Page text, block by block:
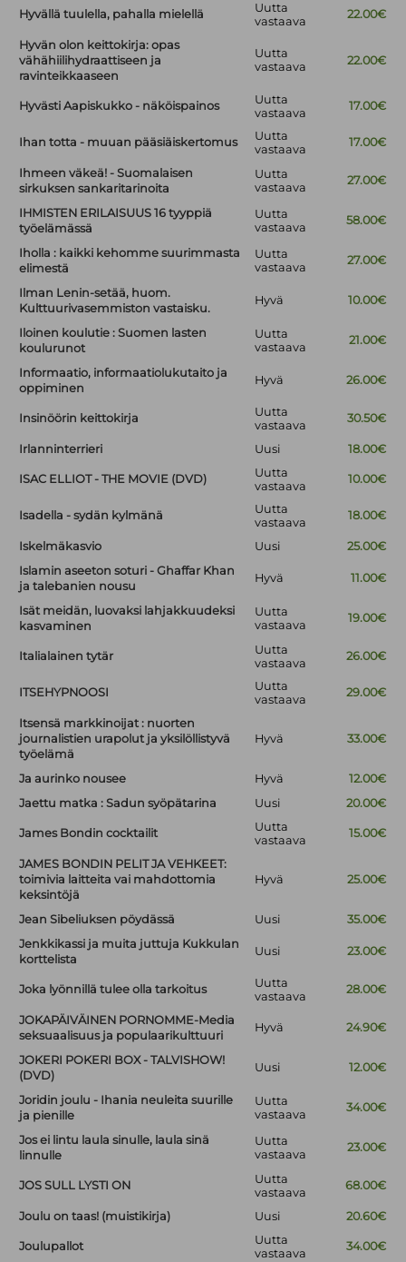
Hyvällä tuulella, pahalla mielellä
Uutta
vastaava
22.00€
Hyvän olon keittokirja: opas
vähähiilihydraattiseen ja
ravinteikkaaseen
Uutta
vastaava
22.00€
Hyvästi Aapiskukko - näköispainos
Uutta
vastaava
17.00€
Ihan totta - muuan pääsiäiskertomus
Uutta
vastaava
17.00€
Ihmeen väkeä! - Suomalaisen
sirkuksen sankaritarinoita
Uutta
vastaava
27.00€
IHMISTEN ERILAISUUS 16 tyyppiä
työelämässä
Uutta
vastaava
58.00€
Iholla : kaikki kehomme suurimmasta
elimestä
Uutta
vastaava
27.00€
Ilman Lenin-setää, huom.
Kulttuurivasemmiston vastaisku.
Hyvä 10.00€
Iloinen koulutie : Suomen lasten
koulurunot
Uutta
vastaava
21.00€
Informaatio, informaatiolukutaito ja
oppiminen
Hyvä 26.00€
Insinöörin keittokirja
Uutta
vastaava
30.50€
Irlanninterrieri Uusi 18.00€
ISAC ELLIOT - THE MOVIE (DVD)
Uutta
vastaava
10.00€
Isadella - sydän kylmänä
Uutta
vastaava
18.00€
Iskelmäkasvio Uusi
25.00€
Islamin aseeton soturi - Ghaffar Khan
ja talebanien nousu
Hyvä 11.00€
Isät meidän, luovaksi lahjakkuudeksi
kasvaminen
Uutta
vastaava
19.00€
Italialainen tytär
Uutta
vastaava
26.00€
ITSEHYPNOOSI
Uutta
vastaava
29.00€
Itsensä markkinoijat : nuorten
journalistien urapolut ja yksilöllistyvä
työelämä
Hyvä 33.00€
Ja aurinko nousee Hyvä
12.00€
Jaettu matka : Sadun syöpätarina
Uusi 20.00€
James Bondin cocktailit
Uutta
vastaava
15.00€
JAMES BONDIN PELIT JA VEHKEET:
toimivia laitteita vai mahdottomia
keksintöjä
Hyvä 25.00€
Jean Sibeliuksen pöydässä Uusi
35.00€
Jenkkikassi ja muita juttuja Kukkulan
korttelista
Uusi 23.00€
Joka lyönnillä tulee olla tarkoitus
Uutta
vastaava
28.00€
JOKAPÄIVÄINEN PORNOMME-Media
seksuaalisuus ja populaarikulttuuri
Hyvä 24.90€
JOKERI POKERI BOX - TALVISHOW!
(DVD)
Uusi 12.00€
Joridin joulu - Ihania neuleita suurille
ja pienille
Uutta
vastaava
34.00€
Jos ei lintu laula sinulle, laula sinä
linnulle
Uutta
vastaava
23.00€
JOS SULL LYSTI ON
Uutta
vastaava
68.00€
Joulu on taas! (muistikirja) Uusi 20.60€
Joulupallot
Uutta
vastaava
34.00€